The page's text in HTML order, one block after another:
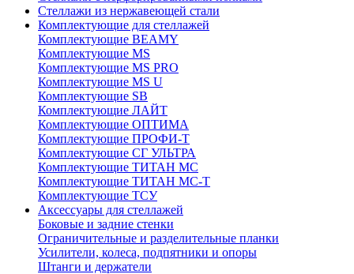
Стеллажи из нержавеющей стали
Комплектующие для стеллажей
Комплектующие BEAMY
Комплектующие MS
Комплектующие MS PRO
Комплектующие MS U
Комплектующие SB
Комплектующие ЛАЙТ
Комплектующие ОПТИМА
Комплектующие ПРОФИ-Т
Комплектующие СГ УЛЬТРА
Комплектующие ТИТАН МС
Комплектующие ТИТАН МС-Т
Комплектующие ТСУ
Аксессуары для стеллажей
Боковые и задние стенки
Ограничительные и разделительные планки
Усилители, колеса, подпятники и опоры
Штанги и держатели